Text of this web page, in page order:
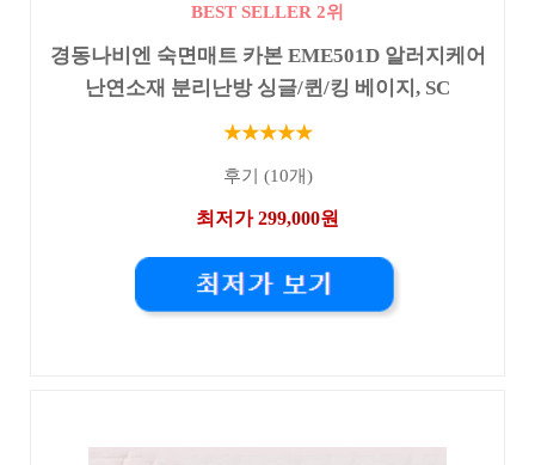
BEST SELLER 2위
경동나비엔 숙면매트 카본 EME501D 알러지케어
난연소재 분리난방 싱글/퀸/킹 베이지, SC
★★★★★
후기 (10개)
최저가 299,000원